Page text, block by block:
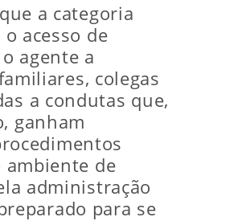
a categoria
acesso de
agente a
colegas
a condutas que,
ganham
ambiente de
administração
para se